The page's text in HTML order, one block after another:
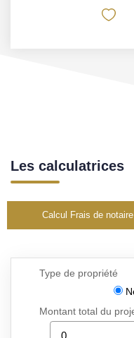
Les calculatrices
Calcul Frais de notaire